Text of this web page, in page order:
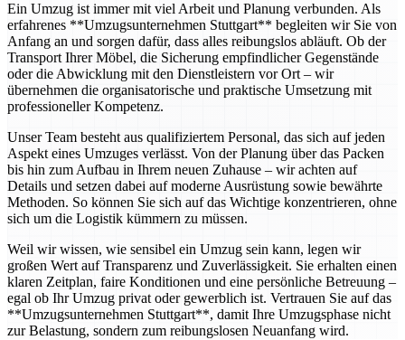
Ein Umzug ist immer mit viel Arbeit und Planung verbunden. Als
erfahrenes **Umzugsunternehmen Stuttgart** begleiten wir Sie von
Anfang an und sorgen dafür, dass alles reibungslos abläuft. Ob der
Transport Ihrer Möbel, die Sicherung empfindlicher Gegenstände
oder die Abwicklung mit den Dienstleistern vor Ort – wir
übernehmen die organisatorische und praktische Umsetzung mit
professioneller Kompetenz.
Unser Team besteht aus qualifiziertem Personal, das sich auf jeden
Aspekt eines Umzuges verlässt. Von der Planung über das Packen
bis hin zum Aufbau in Ihrem neuen Zuhause – wir achten auf
Details und setzen dabei auf moderne Ausrüstung sowie bewährte
Methoden. So können Sie sich auf das Wichtige konzentrieren, ohne
sich um die Logistik kümmern zu müssen.
Weil wir wissen, wie sensibel ein Umzug sein kann, legen wir
großen Wert auf Transparenz und Zuverlässigkeit. Sie erhalten einen
klaren Zeitplan, faire Konditionen und eine persönliche Betreuung –
egal ob Ihr Umzug privat oder gewerblich ist. Vertrauen Sie auf das
**Umzugsunternehmen Stuttgart**, damit Ihre Umzugsphase nicht
zur Belastung, sondern zum reibungslosen Neuanfang wird.